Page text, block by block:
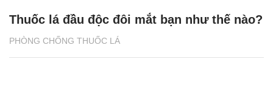
PHÒNG CHỐNG THUỐC LÁ
Thuốc lá đầu độc đôi mắt bạn như thế nào?